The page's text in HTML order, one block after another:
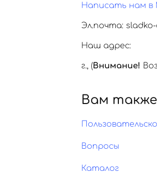
Написать нам в
Эл.почта:
Наш адрес:
г., (Внимание!
Вам
Вопросы
Каталог